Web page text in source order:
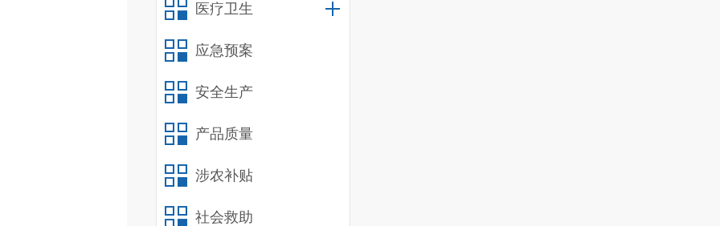
医疗卫生
应急预案
安全生产
产品质量
涉农补贴
社会救助